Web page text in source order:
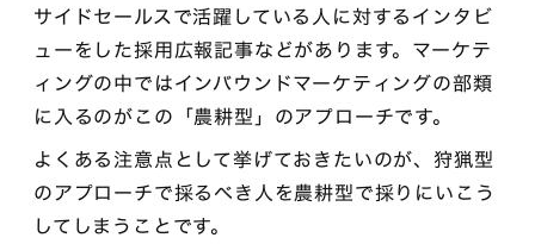
サイドセールスで活躍している人に対するインタビ
ューをした採用広報記事などがあります。マーケテ
ィングの中ではインバウンドマーケティングの部類
に入るのがこの「農耕型」のアプローチです。
よくある注意点として挙げておきたいのが、狩猟型
のアプローチで採るべき人を農耕型で採りにいこう
してしまうことです。